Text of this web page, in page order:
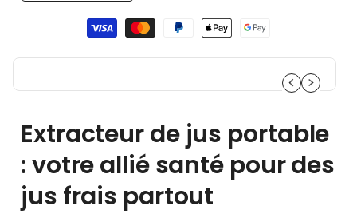
la
quantité
Extracteur
Jus
Nomad
530
la
quantité
de
Extracteur
Jus
Nomad
530
paiement
Extracteur de jus portable
: votre allié santé pour des
jus frais partout